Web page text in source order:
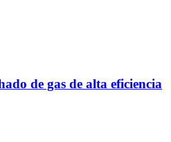
de gas de alta eficiencia